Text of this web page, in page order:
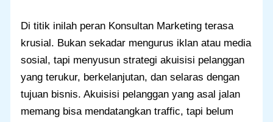
Di titik inilah peran Konsultan Marketing terasa
krusial. Bukan sekadar mengurus iklan atau media
sosial, tapi menyusun strategi akuisisi pelanggan
yang terukur, berkelanjutan, dan selaras dengan
tujuan bisnis. Akuisisi pelanggan yang asal jalan
memang bisa mendatangkan traffic, tapi belum